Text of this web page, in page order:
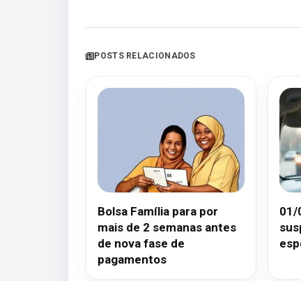
POSTS RELACIONADOS
Bolsa Família para por
mais de 2 semanas antes
de nova fase de
pagamentos
01/